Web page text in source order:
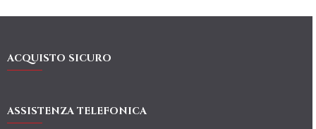
ACQUISTO SICURO
ASSISTENZA TELEFONICA